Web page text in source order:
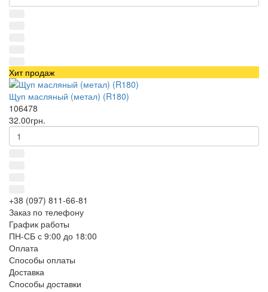
Хит продаж
Щуп масляный (метал) (R180)
106478
32.00грн.
+38 (097) 811-66-81
Заказ по телефону
График работы
ПН-СБ с 9:00 до 18:00
Оплата
Способы оплаты
Доставка
Способы доставки